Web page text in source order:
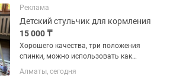
родителей и котят по...
Реклама
Детский стульчик для кормления
15 000 ₸
Хорошего качества, три положения
спинки, можно использовать как
помощник для мамы пока ребенок еще
не научился держать спинку в
Алматы, сегодня